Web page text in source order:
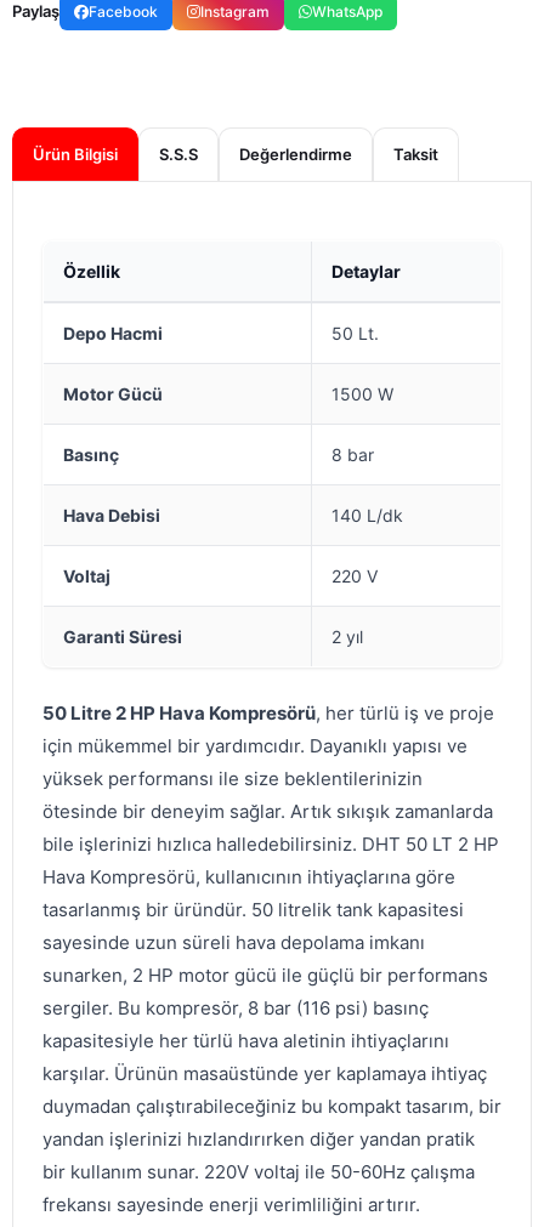
Paylaş Facebook Instagram WhatsApp
Ürün Bilgisi S.S.S Değerlendirme
Özellik Detaylar
Depo Hacmi 50 Lt.
Motor Gücü 1500 W
Basınç 8 bar
Hava Debisi 140 L/dk
Voltaj 220 V
Garanti Süresi 2 yıl
50 Litre 2 HP Hava Kompresörü, her türlü iş ve proje
için mükemmel bir yardımcıdır. Dayanıklı yapısı ve
yüksek performansı ile size beklentilerinizin
ötesinde bir deneyim sağlar. Artık sıkışık zamanlarda
bile işlerinizi hızlıca halledebilirsiniz. DHT 50 LT 2 HP
Hava Kompresörü, kullanıcının ihtiyaçlarına göre
tasarlanmış bir üründür. 50 litrelik tank kapasitesi
sayesinde uzun süreli hava depolama imkanı
sunarken, 2 HP motor gücü ile güçlü bir performans
sergiler. Bu kompresör, 8 bar (116 psi) basınç
kapasitesiyle her türlü hava aletinin ihtiyaçlarını
karşılar. Ürünün masaüstünde yer kaplamaya ihtiyaç
duymadan çalıştırabileceğiniz bu kompakt tasarım, bir
yandan işlerinizi hızlandırırken diğer yandan pratik
bir kullanım sunar. 220V voltaj ile 50-60Hz çalışma
frekansı sayesinde enerji verimliliğini artırır.